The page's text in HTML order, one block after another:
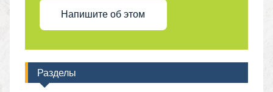
Напишите об этом
Разделы